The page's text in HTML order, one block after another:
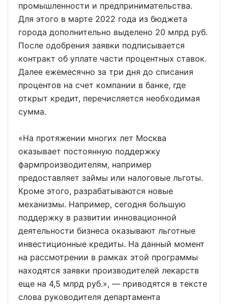
промышленности и предпринимательства.
Для этого в марте 2022 года из бюджета
города дополнительно выделено 20 млрд руб.
После одобрения заявки подписывается
контракт об уплате части процентных ставок.
Далее ежемесячно за три дня до списания
процентов на счет компании в банке, где
открыт кредит, перечисляется необходимая
сумма.
«На протяжении многих лет Москва
оказывает постоянную поддержку
фармпроизводителям, например
предоставляет займы или налоговые льготы.
Кроме этого, разрабатываются новые
механизмы. Например, сегодня большую
поддержку в развитии инновационной
деятельности бизнеса оказывают льготные
инвестиционные кредиты. На данный момент
на рассмотрении в рамках этой программы
находятся заявки производителей лекарств
еще на 4,5 млрд руб.», — приводятся в тексте
слова руководителя департамента